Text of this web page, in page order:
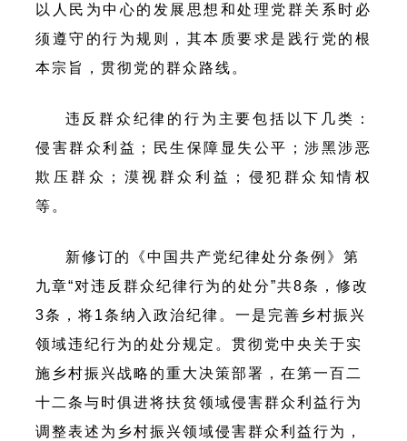
以人民为中心的发展思想和处理党群关系时必
须遵守的行为规则，其本质要求是践行党的根
本宗旨，贯彻党的群众路线。
违反群众纪律的行为主要包括以下几类：
侵害群众利益；民生保障显失公平；涉黑涉恶
欺压群众；漠视群众利益；侵犯群众知情权
等。
新修订的《中国共产党纪律处分条例》第
九章“对违反群众纪律行为的处分”共8条，修改
3条，将1条纳入政治纪律。一是完善乡村振兴
领域违纪行为的处分规定。贯彻党中央关于实
施乡村振兴战略的重大决策部署，在第一百二
十二条与时俱进将扶贫领域侵害群众利益行为
调整表述为乡村振兴领域侵害群众利益行为，